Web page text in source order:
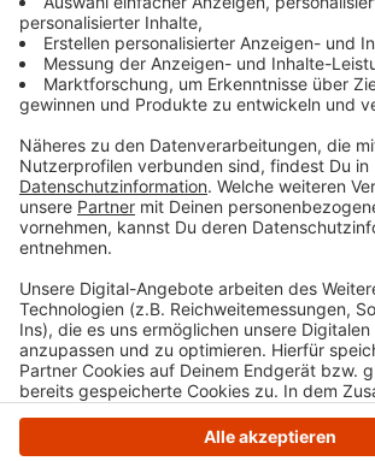
Abbrecherquote von 13 Prozent.
Veröffentlicht:Freitag, 10.11.2023 07:42
Anzeige
Anzeige